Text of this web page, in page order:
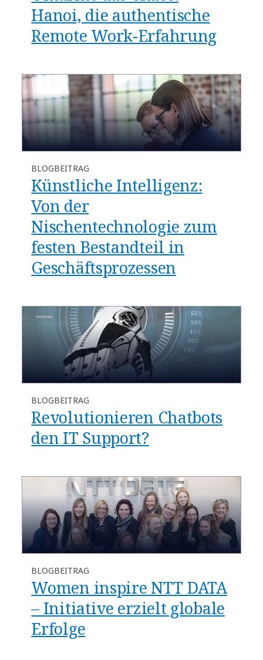
Hanoi, die authentische
Remote Work-Erfahrung
BLOGBEITRAG
Künstliche Intelligenz:
Von der
Nischentechnologie zum
festen Bestandteil in
Geschäftsprozessen
BLOGBEITRAG
Revolutionieren Chatbots
den IT Support?
BLOGBEITRAG
Women inspire NTT DATA
– Initiative erzielt globale
Erfolge